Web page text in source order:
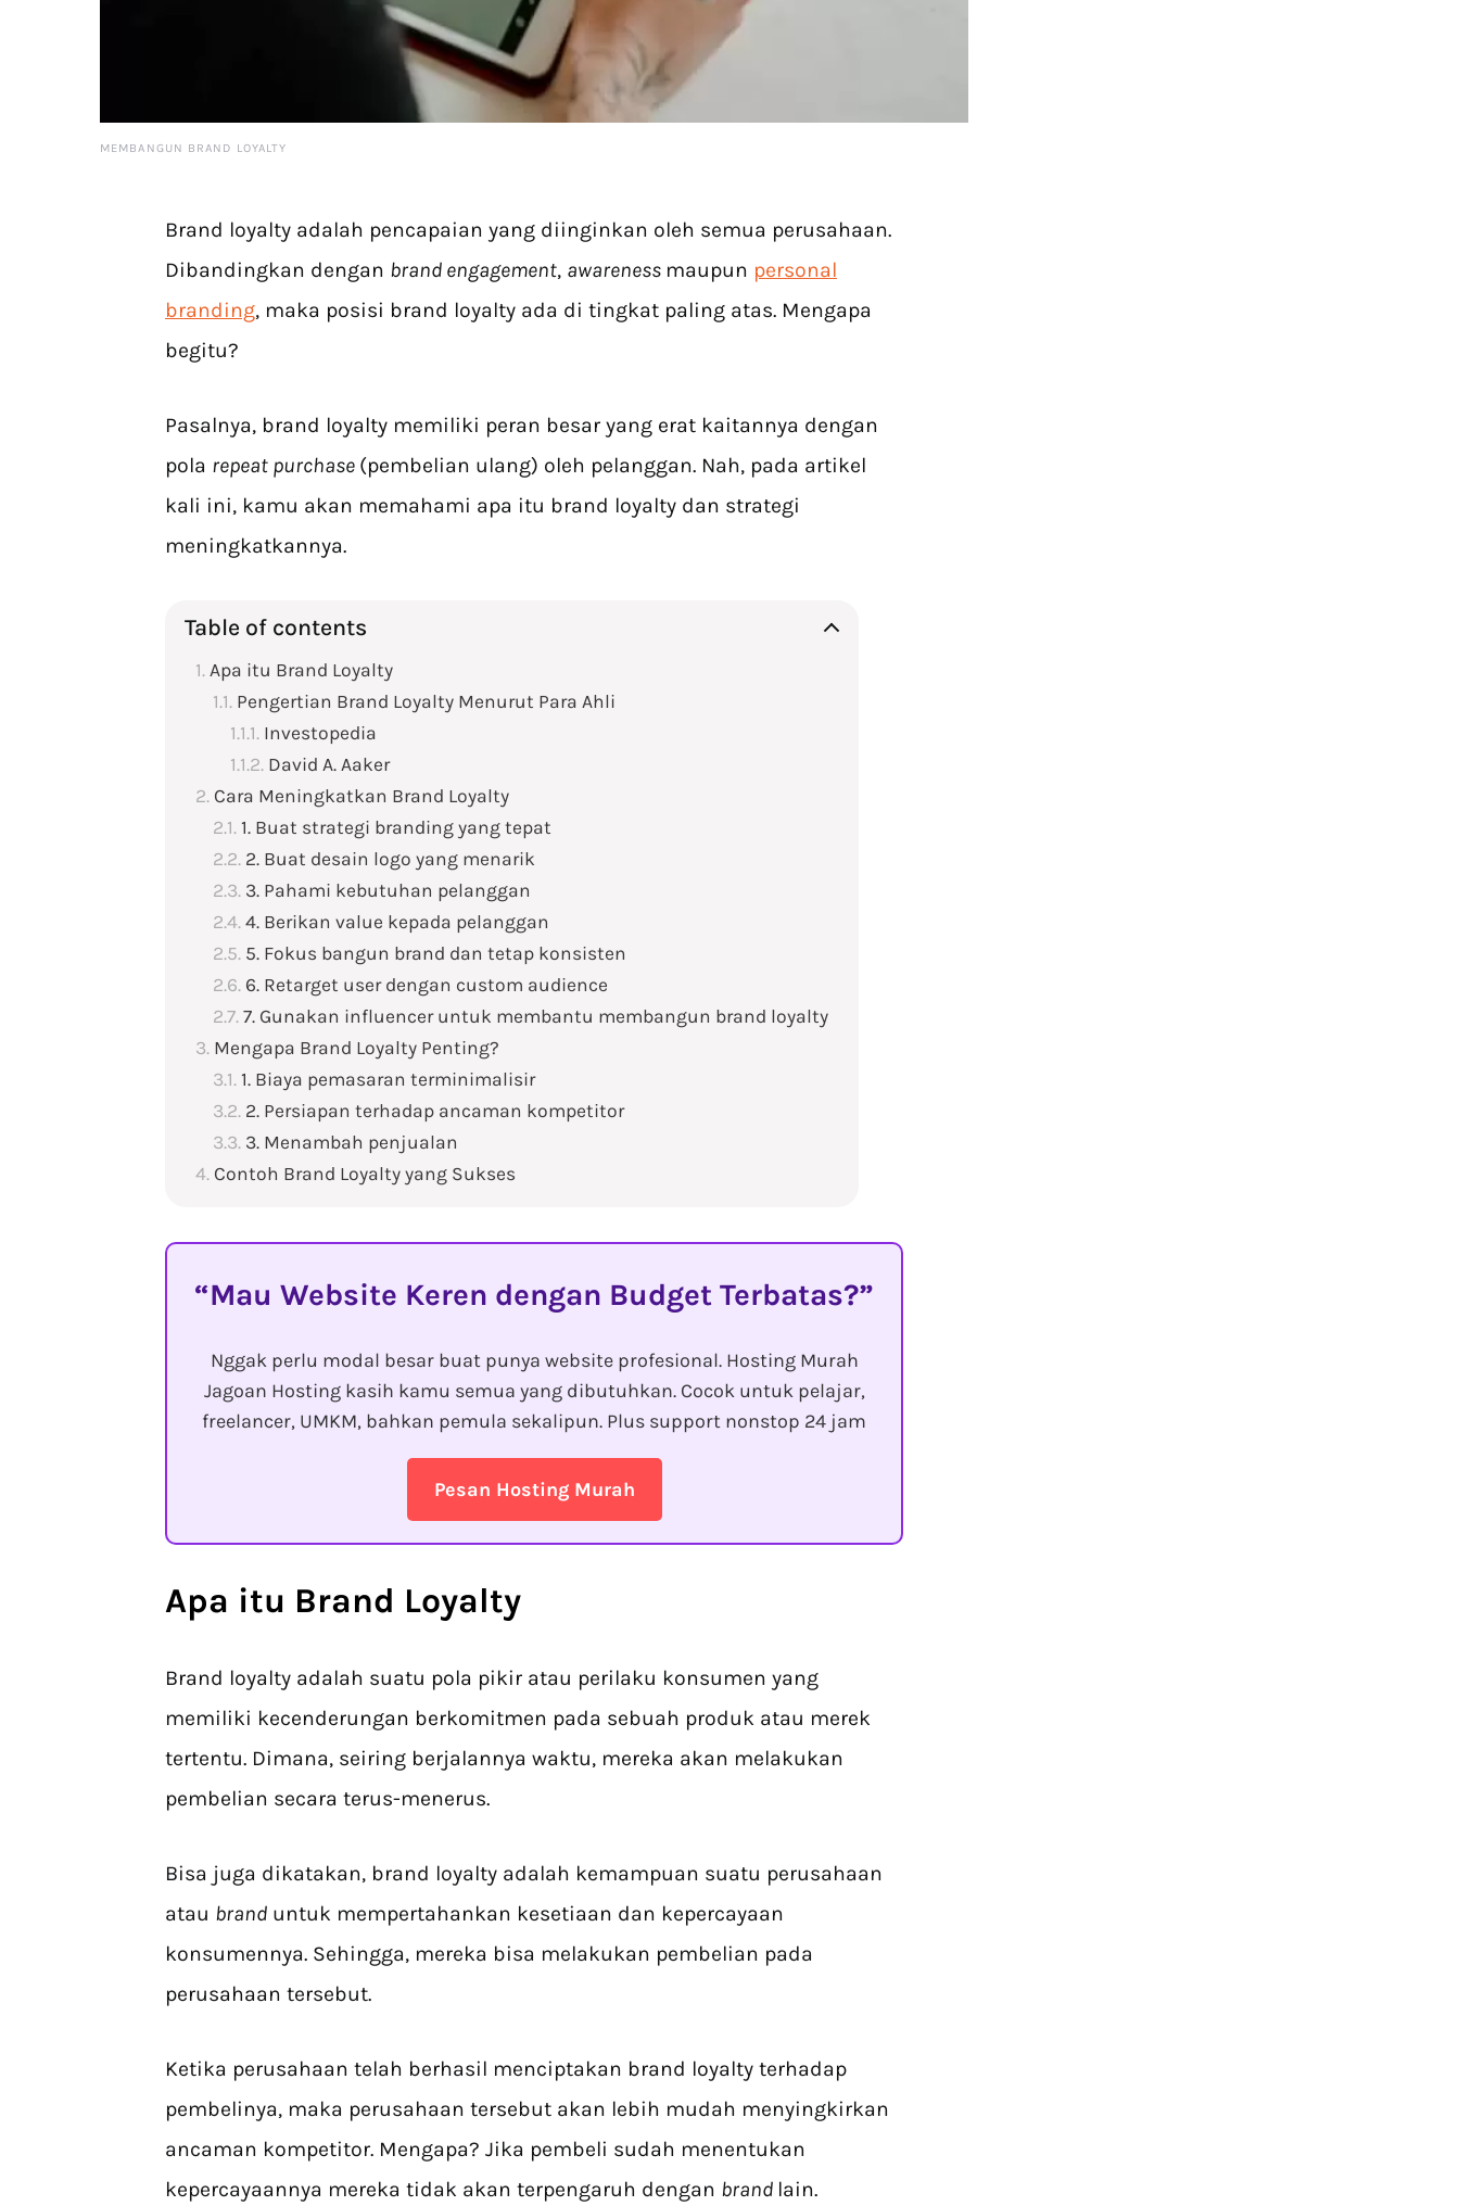
MEMBANGUN BRAND LOYALTY
Brand loyalty adalah pencapaian yang diinginkan oleh semua perusahaan.
Dibandingkan dengan brand engagement, awareness maupun personal
branding, maka posisi brand loyalty ada di tingkat paling atas. Mengapa
begitu?
Pasalnya, brand loyalty memiliki peran besar yang erat kaitannya dengan
pola repeat purchase (pembelian ulang) oleh pelanggan. Nah, pada artikel
kali ini, kamu akan memahami apa itu brand loyalty dan strategi
meningkatkannya.
Table of contents
Apa itu Brand Loyalty
Pengertian Brand Loyalty Menurut Para Ahli
Investopedia
David A. Aaker
Cara Meningkatkan Brand Loyalty
1. Buat strategi branding yang tepat
2. Buat desain logo yang menarik
3. Pahami kebutuhan pelanggan
4. Berikan value kepada pelanggan
5. Fokus bangun brand dan tetap konsisten
6. Retarget user dengan custom audience
7. Gunakan influencer untuk membantu membangun brand loyalty
Mengapa Brand Loyalty Penting?
1. Biaya pemasaran terminimalisir
2. Persiapan terhadap ancaman kompetitor
3. Menambah penjualan
Contoh Brand Loyalty yang Sukses
Mau Website Keren dengan Budget Terbatas?
Nggak perlu modal besar buat punya website profesional. Hosting Murah
Jagoan Hosting kasih kamu semua yang dibutuhkan. Cocok untuk pelajar,
freelancer, UMKM, bahkan pemula sekalipun. Plus support nonstop 24 jam
Pesan Hosting Murah
Apa itu Brand Loyalty
Brand loyalty adalah suatu pola pikir atau perilaku konsumen yang
memiliki kecenderungan berkomitmen pada sebuah produk atau merek
tertentu. Dimana, seiring berjalannya waktu, mereka akan melakukan
pembelian secara terus-menerus.
Bisa juga dikatakan, brand loyalty adalah kemampuan suatu perusahaan
atau brand untuk mempertahankan kesetiaan dan kepercayaan
konsumennya. Sehingga, mereka bisa melakukan pembelian pada
perusahaan tersebut.
Ketika perusahaan telah berhasil menciptakan brand loyalty terhadap
pembelinya, maka perusahaan tersebut akan lebih mudah menyingkirkan
ancaman kompetitor. Mengapa? Jika pembeli sudah menentukan
kepercayaannya mereka tidak akan terpengaruh dengan brand lain.